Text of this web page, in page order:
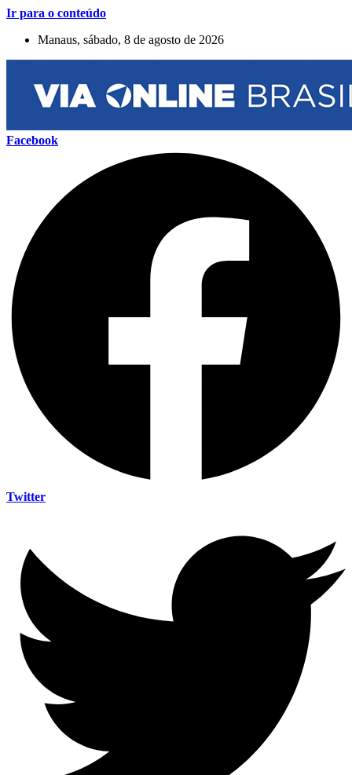
Ir para o conteúdo
Manaus, sábado, 8 de agosto de 2026
Facebook
Twitter